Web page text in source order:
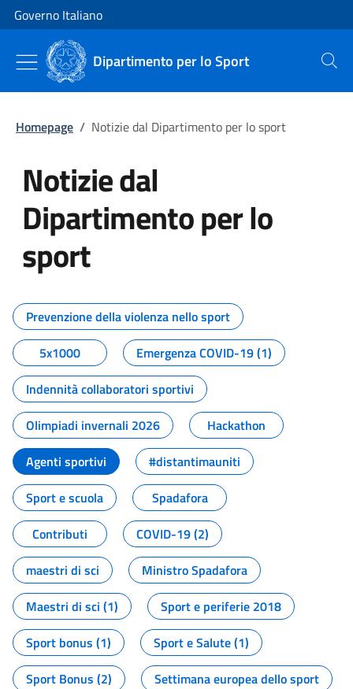
Vai al contenuto
Vai alla navigazione del sito
Governo Italiano
Dipartimento per lo Sport Cerca
Homepage / Notizie dal Dipartimento per lo sport
Notizie dal
Dipartimento per lo
sport
Tutti i contenuti della pagina
Prevenzione della violenza nello sport
5x1000
Emergenza COVID-19 (1)
Indennità collaboratori sportivi
Olimpiadi invernali 2026
Hackathon
Agenti sportivi
#distantimauniti
Sport e scuola
Spadafora
Contributi
COVID-19 (2)
maestri di sci
Ministro Spadafora
Maestri di sci (1)
Sport e periferie 2018
Sport bonus (1)
Sport e Salute (1)
Sport Bonus (2)
Settimana europea dello sport